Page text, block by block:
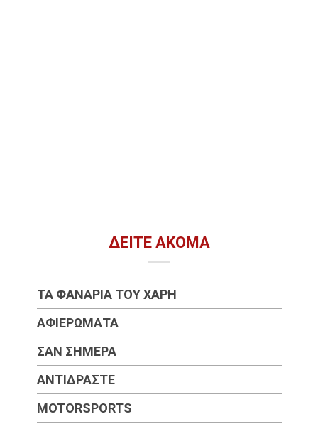
ΔΕΊΤΕ ΑΚΌΜΑ
ΤΑ ΦΑΝΆΡΙΑ ΤΟΥ ΧΆΡΗ
ΑΦΙΕΡΏΜΑΤΑ
ΣΑΝ ΣΉΜΕΡΑ
ΑΝΤΙΔΡΆΣΤΕ
MOTORSPORTS